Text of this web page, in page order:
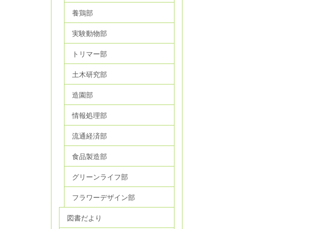
養鶏部
実験動物部
トリマー部
土木研究部
造園部
情報処理部
流通経済部
食品製造部
グリーンライフ部
フラワーデザイン部
図書だより